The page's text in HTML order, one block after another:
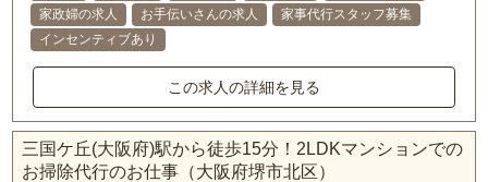
家政婦の求人
お手伝いさんの求人
家事代行スタッフ募集
インセンティブあり
この求人の詳細を見る
三国ケ丘(大阪府)駅から徒歩15分！2LDKマンションでの
お掃除代行のお仕事（大阪府堺市北区）